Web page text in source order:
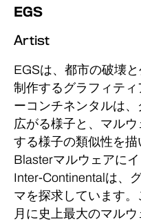
EGS
Artist
EGSは、都市の破壊
制作するグラフィテ
ーコンチネンタルは
広がる様子と、マル
する様子の類似性を描
Blasterマルウェアに
Inter-Continentalは、
マを探求しています
月に史上最大のマル